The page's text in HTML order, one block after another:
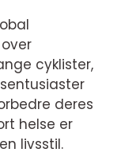
cyklister,
deres
helse er
livsstil.